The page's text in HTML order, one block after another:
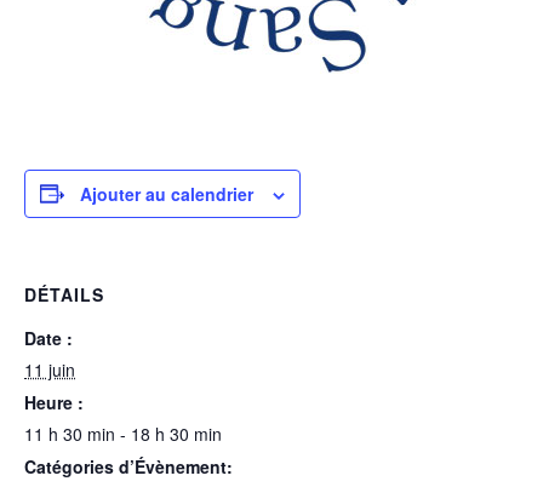
Ajouter au calendrier
DÉTAILS
Date :
11 juin
Heure :
11 h 30 min - 18 h 30 min
Catégories d’Évènement: